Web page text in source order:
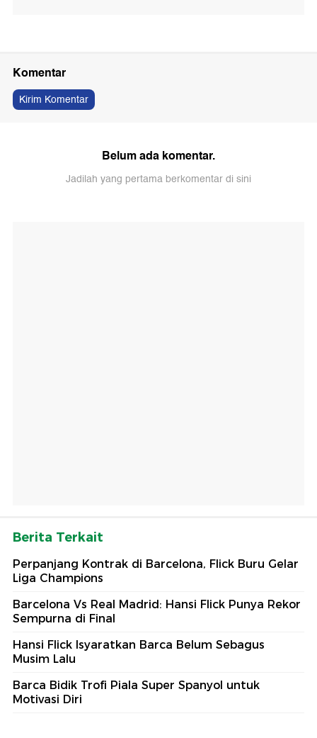
Komentar
Kirim Komentar
Belum ada komentar.
Jadilah yang pertama berkomentar di sini
Berita Terkait
Perpanjang Kontrak di Barcelona, Flick Buru Gelar
Liga Champions
Barcelona Vs Real Madrid: Hansi Flick Punya Rekor
Sempurna di Final
Hansi Flick Isyaratkan Barca Belum Sebagus
Musim Lalu
Barca Bidik Trofi Piala Super Spanyol untuk
Motivasi Diri